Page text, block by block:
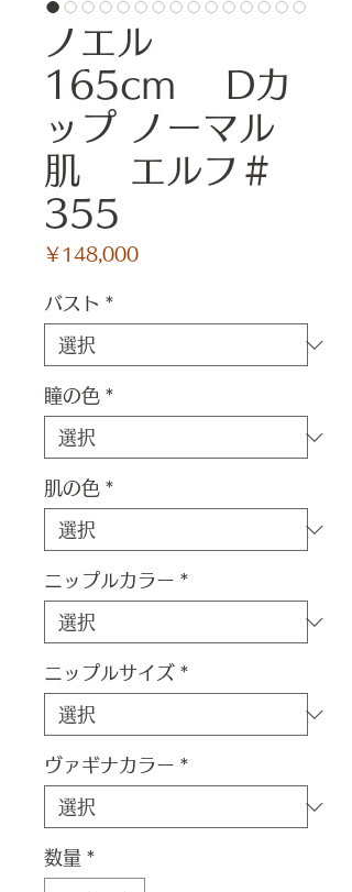
ノエル
165cm Dカ
ップ ノーマル
肌 エルフ＃
355
￥148,000価
バスト *
瞳の色 *
肌の色 *
ニップルカラー *
ニップルサイズ *
ヴァギナカラー *
数量 *